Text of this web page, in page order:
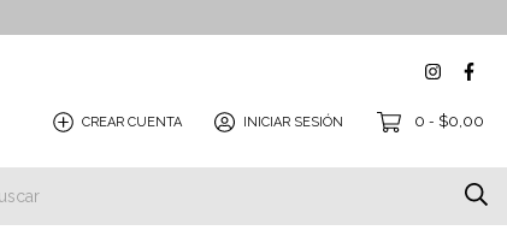
CREAR CUENTA INICIAR SESIÓN 0 - $0,00